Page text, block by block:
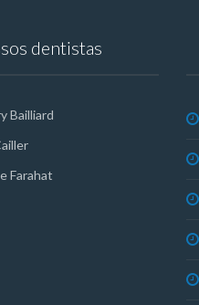
dentistas
Bailliard
Farahat